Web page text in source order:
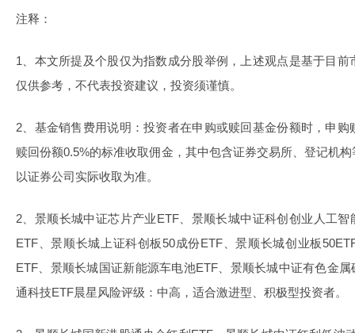
注释：
1、本文所提及个股仅为指数成分股举例，上述观点是基于目
仅供参考，不代表投资建议，投资须谨慎。
2、基金销售费用说明：投资者在申购或赎回基金份额时，申
赎回份额0.5%的标准收取佣金，其中包含证券交易所、登记机
以证券公司实际收取为准。
2、景顺长城中证芯片产业ETF、景顺长城中证科创创业人工
ETF、景顺长城上证科创板50成份ETF、景顺长城创业板
ETF、景顺长城国证新能源车电池ETF、景顺长城中证有色金
通科技ETF晨星风险评级：中高，适合激进型、积极型投资者。